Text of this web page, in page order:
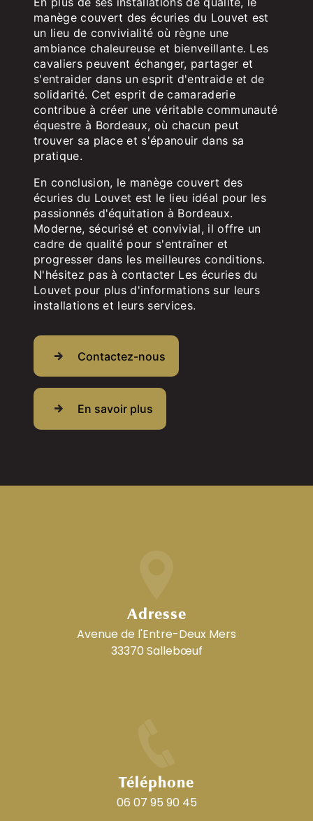
manège couvert des écuries du Louvet est
un lieu de convivialité où règne une
ambiance chaleureuse et bienveillante. Les
cavaliers peuvent échanger, partager et
s'entraider dans un esprit d'entraide et de
solidarité. Cet esprit de camaraderie
contribue à créer une véritable communauté
équestre à Bordeaux, où chacun peut
trouver sa place et s'épanouir dans sa
pratique.
En conclusion, le manège couvert des
écuries du Louvet est le lieu idéal pour les
passionnés d'équitation à Bordeaux.
Moderne, sécurisé et convivial, il offre un
cadre de qualité pour s'entraîner et
progresser dans les meilleures conditions.
N'hésitez pas à contacter Les écuries du
Louvet pour plus d'informations sur leurs
installations et leurs services.
En savoir plus
Contactez-nous
Adresse
Avenue de l'Entre-Deux Mers
33370 Sallebœuf
Téléphone
06 07 95 90 45